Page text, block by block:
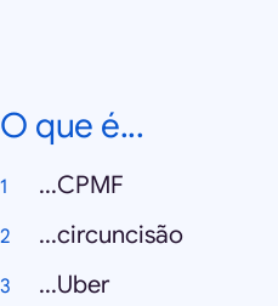
O que é...
...CPMF
...circuncisão
...Uber